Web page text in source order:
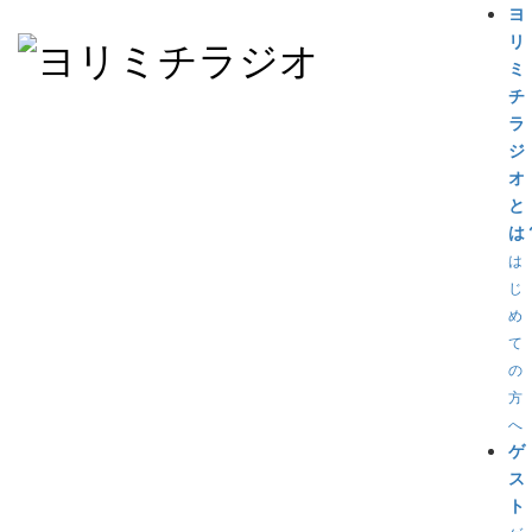
ヨ
リ
ミ
チ
ラ
ジ
オ
と
は
は
じ
め
て
の
方
へ
ゲ
ス
ト